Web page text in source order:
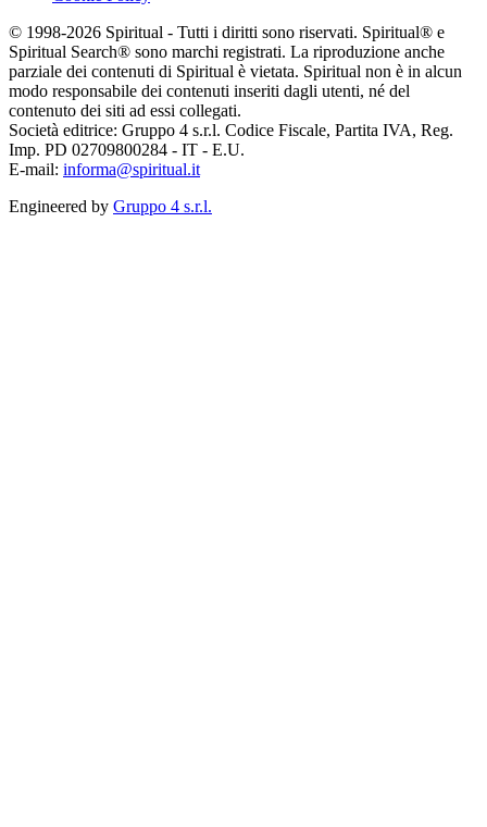
© 1998-2026 Spiritual - Tutti i diritti sono riservati. Spiritual® e
Spiritual Search® sono marchi registrati. La riproduzione anche
parziale dei contenuti di Spiritual è vietata. Spiritual non è in alcun
modo responsabile dei contenuti inseriti dagli utenti, né del
contenuto dei siti ad essi collegati.
Società editrice: Gruppo 4 s.r.l. Codice Fiscale, Partita IVA, Reg.
Imp. PD 02709800284 - IT - E.U.
E-mail: informa@spiritual.it
Engineered by Gruppo 4 s.r.l.